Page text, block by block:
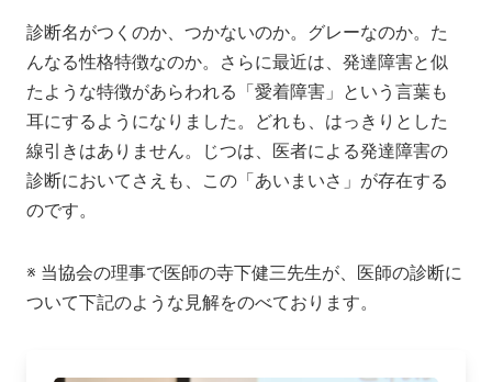
診断名がつくのか、つかないのか。グレーなのか。た
んなる性格特徴なのか。さらに最近は、発達障害と似
たような特徴があらわれる「愛着障害」という言葉も
耳にするようになりました。どれも、はっきりとした
線引きはありません。じつは、医者による発達障害の
診断においてさえも、この「あいまいさ」が存在する
のです。
※ 当協会の理事で医師の寺下健三先生が、医師の診断に
ついて下記のような見解をのべております。